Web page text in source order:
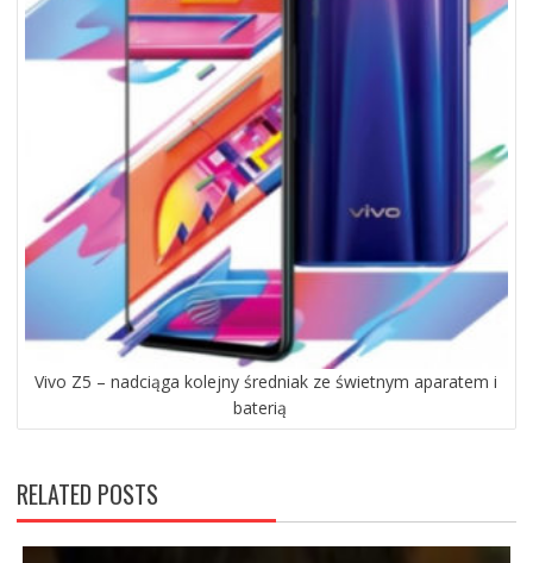
Vivo Z5 – nadciąga kolejny średniak ze świetnym aparatem i
baterią
RELATED POSTS